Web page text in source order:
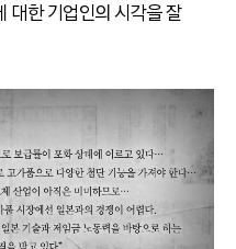
대한 기업인의 시각을 잘